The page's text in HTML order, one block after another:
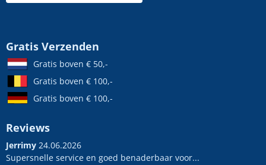
Gratis Verzenden
Gratis boven € 50,-
Gratis boven € 100,-
Gratis boven € 100,-
Reviews
Jerrimy 24.06.2026
Supersnelle service en goed benaderbaar voor...